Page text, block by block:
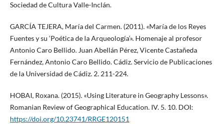
Sociedad de Cultura Valle-Inclán.
GARCÍA TEJERA, María del Carmen. (2011). «María de los Reyes
Fuentes y su ‘Poética de la Arqueología’». Homenaje al profesor
Antonio Caro Bellido. Juan Abellán Pérez, Vicente Castañeda
Fernández, Antonio Caro Bellido. Cádiz. Servicio de Publicaciones
de la Universidad de Cádiz. 2. 211-224.
HOBAI, Roxana. (2015). «Using Literature in Geography Lessons».
Romanian Review of Geographical Education. IV. 5. 10. DOI:
https://doi.org/10.23741/RRGE120151